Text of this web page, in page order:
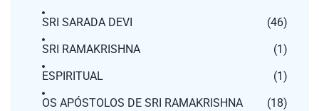
SRI SARADA DEVI
(46)
SRI RAMAKRISHNA
(1)
ESPIRITUAL
(1)
OS APÓSTOLOS DE SRI RAMAKRISHNA
(18)